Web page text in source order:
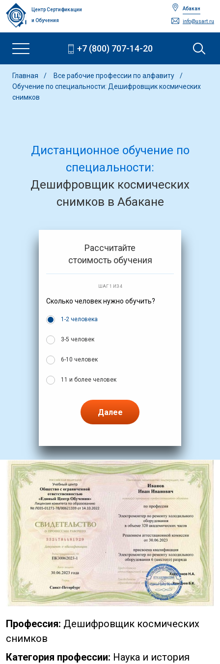
Центр Сертификации
и Обучения
Абакан
info@usart.ru
+7 (800) 707-14-20
Главная
Все рабочие профессии по алфавиту
Обучение по специальности: Дешифровщик космических
снимков
Дистанционное обучение по
специальности:
Дешифровщик космических
снимков в Абакане
Рассчитайте
стоимость обучения
ШАГ 1 ИЗ 4
Сколько человек нужно обучить?
1-2 человека
3-5 человек
6-10 человек
11 и более человек
Далее
Профессия: Дешифровщик космических
снимков
Категория профессии: Наука и история